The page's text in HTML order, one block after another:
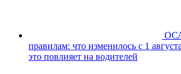
правилам: что изменилось с 1
это повлияет на водителей